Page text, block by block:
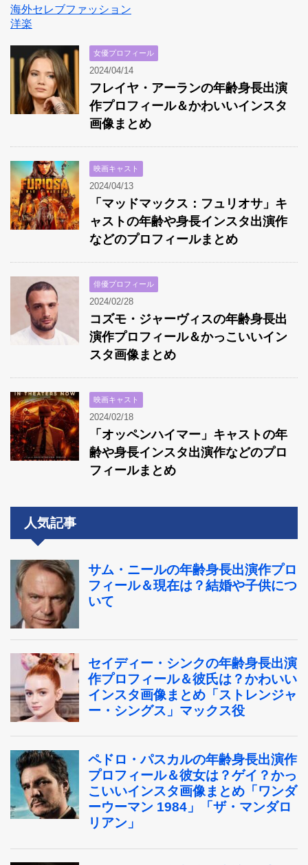
海外セレブファッション
洋楽
女優プロフィール
2024/04/14
フレイヤ・アーランの年齢身長出演
作プロフィール＆かわいいインスタ
画像まとめ
映画キャスト
2024/04/13
「マッドマックス：フュリオサ」キ
ャストの年齢や身長インスタ出演作
などのプロフィールまとめ
俳優プロフィール
2024/02/28
コズモ・ジャーヴィスの年齢身長出
演作プロフィール＆かっこいいイン
スタ画像まとめ
映画キャスト
2024/02/18
「オッペンハイマー」キャストの年
齢や身長インスタ出演作などのプロ
フィールまとめ
人気記事